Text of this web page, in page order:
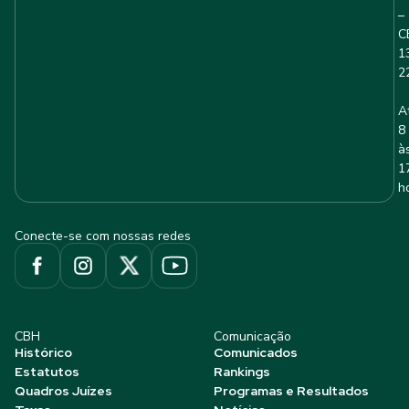
–
8
Conecte-se com nossas redes
CBH
Histórico
Estatutos
Quadros Juízes
Comunicação
Comunicados
Rankings
Programas e Resultados